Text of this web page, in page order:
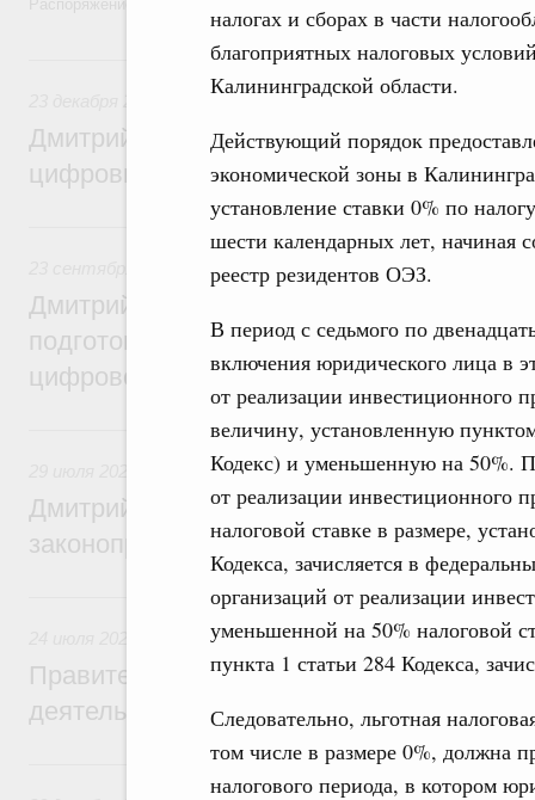
налогах и сборах в части
благоприятных налоговых
Калининградской области.
Действующий порядок
экономической зоны в
установление ставки 0% по
шести календарных лет, начиная
реестр резидентов ОЭЗ.
В период с седьмого по
включения юридического лица в
от реализации инвестиционного
величину, установленную
Кодекс) и уменьшенную на 50%.
от реализации инвестиционного
налоговой ставке в размере,
Кодекса, зачисляется в
организаций от реализации
уменьшенной на 50% налоговой
пункта 1 статьи 284 Кодекса,
Следовательно, льготная
том числе в размере 0%, должна
налогового периода, в котором
23 декабря 2024, понедельник
Дмитрий Григоренко: Правительство
цифровизацию законопроектной
23 сентября 2024, понедельник
Правовые вопросы работы
Дмитрий Григоренко: Правительство
подготовки нормативных актов и
цифровой формат
29 июля 2024, понедельник
Правовые вопросы работы Правительства
Дмитрий Григоренко: Цифровизация
законопроектной деятельности
24 июля 2023, понедельник
Правовые вопросы работы Правительства
Правительство повышает качество
деятельности
30 декабря 2022, пятница